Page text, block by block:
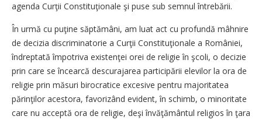
agenda Curţii Constituţionale şi puse sub semnul întrebării.
În urmă cu puţine săptămâni, am luat act cu profundă mâhnire
de decizia discriminatorie a Curţii Constituţionale a României,
îndreptată împotriva existenţei orei de religie în şcoli, o decizie
prin care se încearcă descurajarea participării elevilor la ora de
religie prin măsuri birocratice excesive pentru majoritatea
părinţilor acestora, favorizând evident, în schimb, o minoritate
care nu acceptă ora de religie, deşi învăţământul religios în ţara